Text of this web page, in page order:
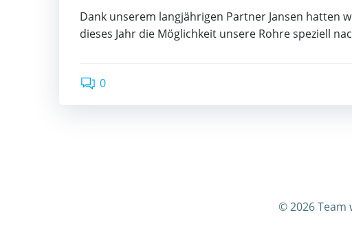
Dank unserem langjährigen Partner Jansen hatten
dieses Jahr die Möglichkeit unsere Rohre speziell
0
© 2026 Team